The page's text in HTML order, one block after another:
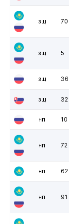
зщ 70
зщ 5
зщ 36
зщ 32
нп 10
нп 72
нп 62
нп 91